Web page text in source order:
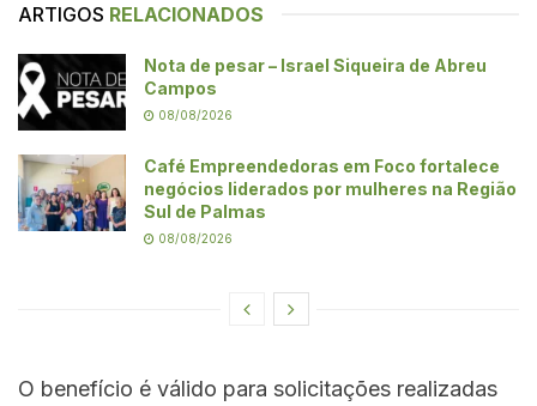
ARTIGOS RELACIONADOS
Nota de pesar – Israel Siqueira de Abreu
Campos
08/08/2026
Café Empreendedoras em Foco fortalece
negócios liderados por mulheres na Região
Sul de Palmas
08/08/2026
O benefício é válido para solicitações realizadas